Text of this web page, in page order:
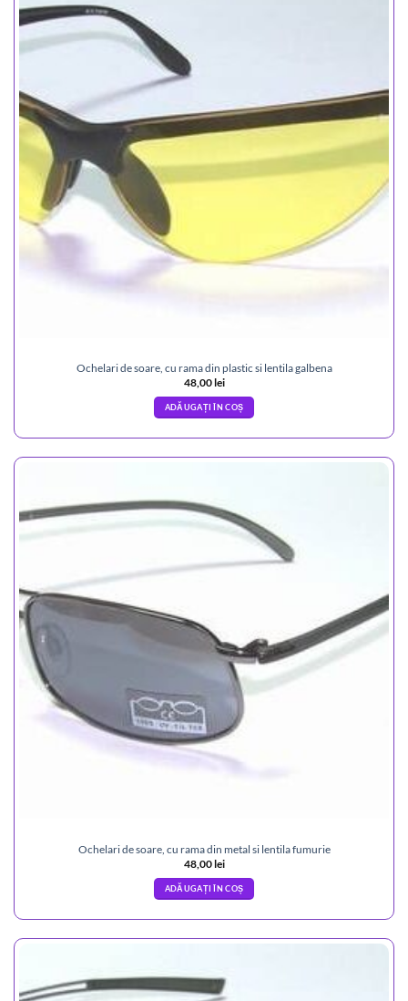
Ochelari de soare, cu rama din plastic si lentila galbena
48,00lei
ADĂUGAȚI ÎN COȘ
Ochelari de soare, cu rama din metal si lentila fumurie
48,00lei
ADĂUGAȚI ÎN COȘ